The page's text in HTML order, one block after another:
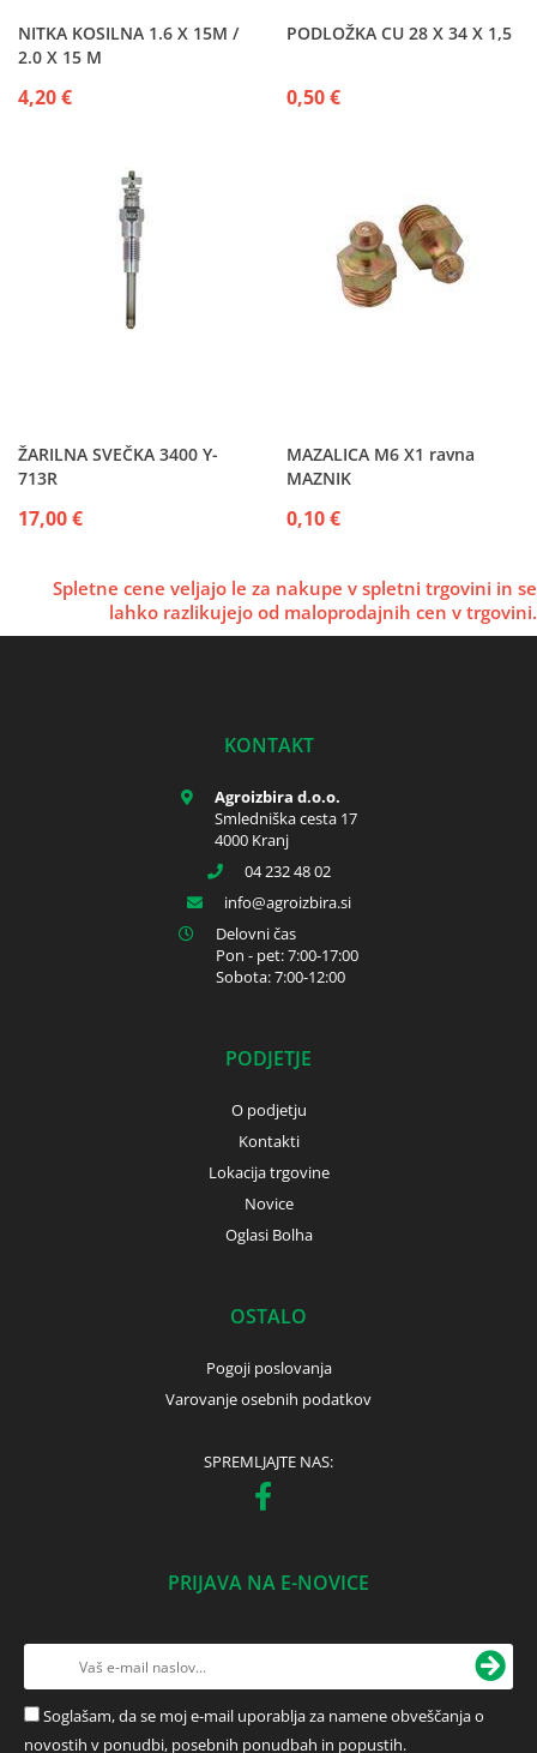
NITKA KOSILNA 1.6 X 15M /
2.0 X 15 M
4,20 €
PODLOŽKA CU 28 X 34 X 1,5
0,50 €
ŽARILNA SVEČKA 3400 Y-
713R
17,00 €
MAZALICA M6 X1 ravna
MAZNIK
0,10 €
Spletne cene veljajo le za nakupe v spletni trgovini in se
lahko razlikujejo od maloprodajnih cen v trgovini.
KONTAKT
Agroizbira d.o.o.
Smledniška cesta 17
4000 Kranj
04 232 48 02
info
agroizbira.si
Delovni čas
Pon - pet: 7:00-17:00
Sobota: 7:00-12:00
PODJETJE
O podjetju
Kontakti
Lokacija trgovine
Novice
Oglasi Bolha
OSTALO
Pogoji poslovanja
Varovanje osebnih podatkov
SPREMLJAJTE NAS:
PRIJAVA NA E-NOVICE
Soglašam, da se moj e-mail uporablja za namene obveščanja o
novostih v ponudbi, posebnih ponudbah in popustih.